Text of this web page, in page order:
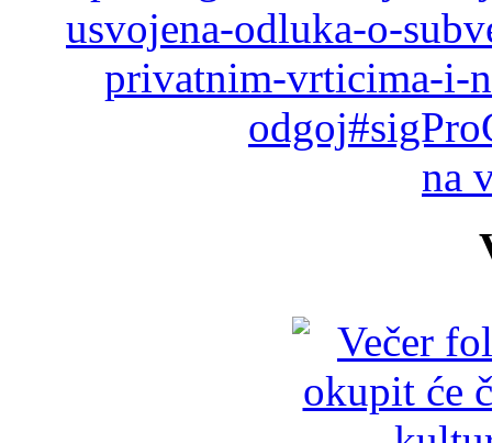
usvojena-odluka-o-
privatnim-vrticima-i-
na